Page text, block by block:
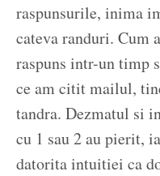
raspunsurile, inima
cateva randuri. Cum
raspuns intr-un timp
ce am citit mailul,
tandra. Dezmatul si
cu 1 sau 2 au pierit,
datorita intuitiei ca